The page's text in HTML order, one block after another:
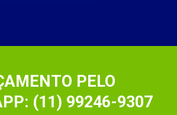
PELO
(11) 99246-9307